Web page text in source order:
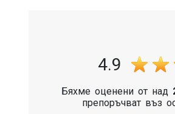
4.9
Бяхме оценени от над
препоръчват въз